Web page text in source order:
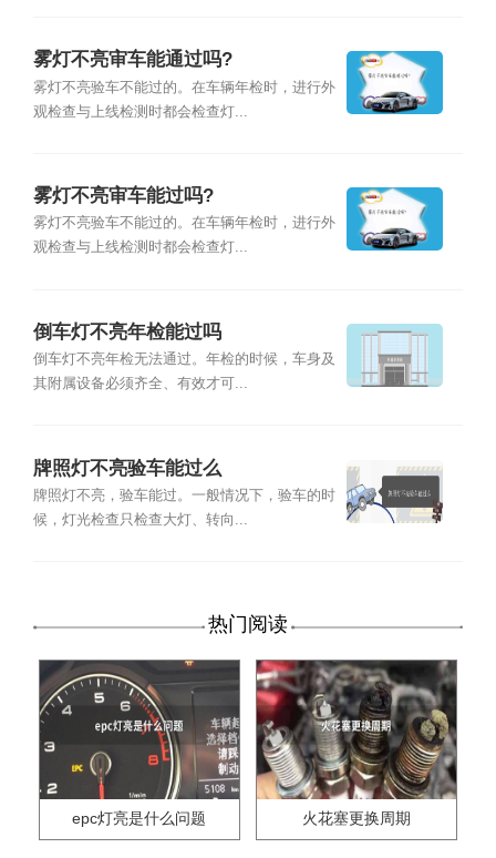
雾灯不亮审车能通过吗?
雾灯不亮验车不能过的。在车辆年检时，进行外
观检查与上线检测时都会检查灯...
雾灯不亮审车能过吗?
雾灯不亮验车不能过的。在车辆年检时，进行外
观检查与上线检测时都会检查灯...
倒车灯不亮年检能过吗
倒车灯不亮年检无法通过。年检的时候，车身及
其附属设备必须齐全、有效才可...
牌照灯不亮验车能过么
牌照灯不亮，验车能过。一般情况下，验车的时
候，灯光检查只检查大灯、转向...
热门阅读
epc灯亮是什么问题 火花塞更换周期